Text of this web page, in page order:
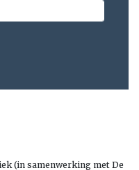
(in samenwerking met De